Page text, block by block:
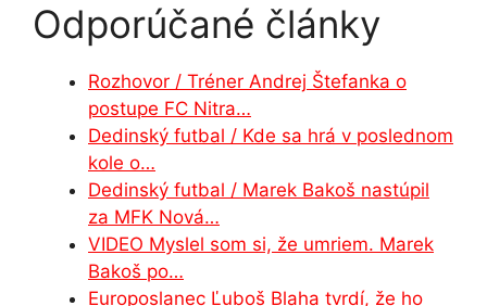
c
e
b
o
o
k
s
s
e
n
g
er
at
A
p
k
e
dI
n
e
gr
a
m
ar
e
Odporúčané články
Rozhovor / Tréner Andrej Štefanka o
postupe FC Nitra…
Dedinský futbal / Kde sa hrá v poslednom
kole o…
Dedinský futbal / Marek Bakoš nastúpil
za MFK Nová…
VIDEO Myslel som si, že umriem. Marek
Bakoš po…
Europoslanec Ľuboš Blaha tvrdí, že ho